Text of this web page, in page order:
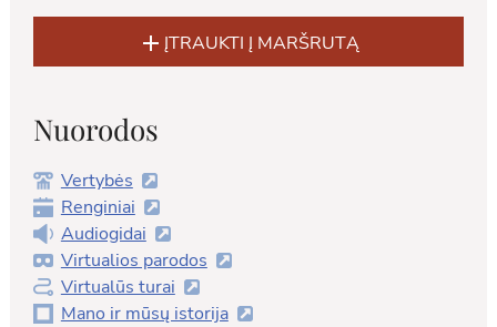
add ĮTRAUKTI Į MARŠRUTĄ
Nuorodos
Vertybės
Renginiai
Audiogidai
Virtualios parodos
Virtualūs turai
Mano ir mūsų istorija